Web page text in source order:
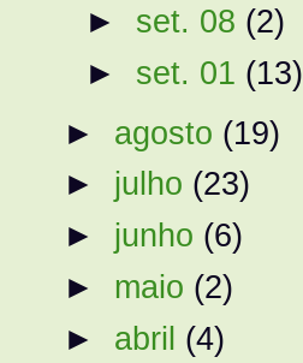
► set. 08 (2)
► set. 01 (13)
► agosto (19)
► julho (23)
► junho (6)
► maio (2)
► abril (4)